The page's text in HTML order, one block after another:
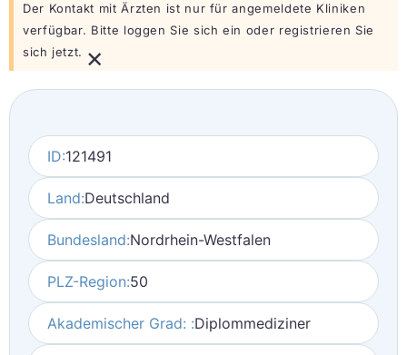
Der Kontakt mit Ärzten ist nur für angemeldete Kliniken
verfügbar. Bitte loggen Sie sich ein oder registrieren Sie
sich jetzt. ×
ID:121491
Land:Deutschland
Bundesland:Nordrhein-Westfalen
PLZ-Region:50
Akademischer Grad: :Diplommediziner